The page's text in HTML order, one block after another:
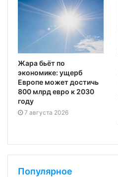
Жара бьёт по
экономике: ущерб
Европе может достичь
800 млрд евро к 2030
году
7 августа 2026
Популярное